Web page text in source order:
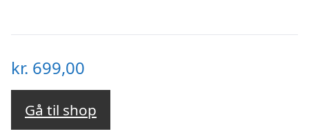
kr. 699,00
Gå til shop